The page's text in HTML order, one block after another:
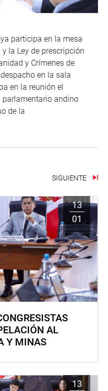
participa en la mesa
la Ley de prescripción
y Crímenes de
en la sala
en la reunión el
parlamentario andino
de la
SIGUIENTE
13
01
AL
Y MINAS
13